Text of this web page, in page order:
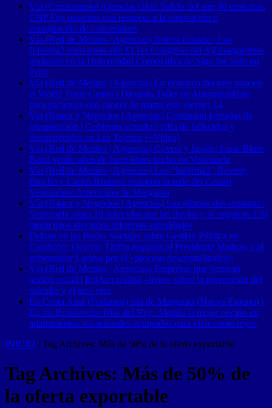
Vía (Contrapunto| Agencias) Han Salido del aire 46 emisoras:
CNP Fija posición con respecto a la renovación o
reasignación de concesiones
Vía (Red de Medios | Agencias) Nueva Esparta | Los
Informa2 estuvieron allí: El 1er Congreso del Ají margariteño
realizado en la Universidad Corporativa de Sigo fue todo un
éxito
Vía (Red de Medios | Agencias) En el marco del mes rosa en
el World Trade Center | Dictarán Taller de Automaquillaje
para pacientes con cáncer de mama este viernes 14
Vía (Banca y Negocios | Agencias) Continúan jornadas de
recuperación | Gobierno actualizó cifra de fallecidos y
desaparecidos en Las Tejerías (+Video)
Vía (Red de Medios | Agencias) Covers y fusión: Luna Blues
Band veinte años de buen blues hecho en Venezuela
Vía (Red de Medios | Agencias) Los “Informa2” Beverly
Bracho y Carlos Romero visitaron la sede del Centro
Venezolano Americano de Margarita
Vía (Banca y Negocios | Agencias) Las últimas dos semanas |
Venezuela suma 18 fallecidos por las lluvias y se registran 120
municipios afectados informan autoridades
Debate en las Redes Sociales sobre Gestión Pública en
Carabobo: Octavio Táriba respalda al Presidente Maduro y al
gobernador Lacava por el «proceso descentralizador»
Vía (Red de Medios | Agencias) Empresas que generan
acción social | Intylact realizó «lives» sobre la prevención del
suicidio y el mes rosa
En Costa Azul (Porlamar) isla de Margarita (Nueva Esparta) |
En las Residencias Islas del Rey: Alquila la mejor opción en
apartamentos vacacionales equipados para vivir como reyes
INICIO / Tag Archives: Más de 50% de la oferta exportable
Tag Archives: Más de 50% de
la oferta exportable